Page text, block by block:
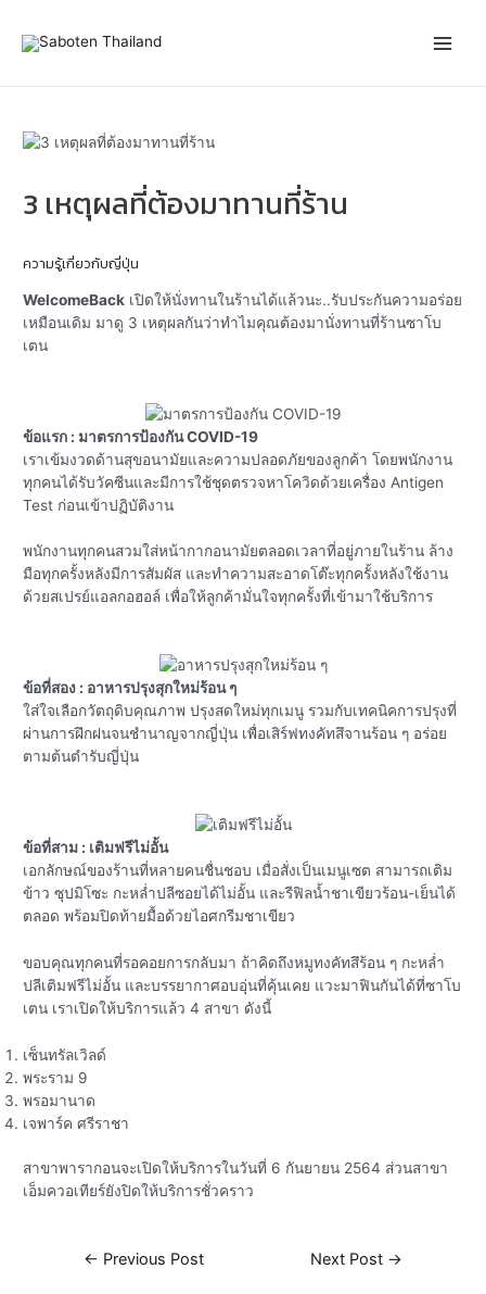
content
3 เหตุผลที่ต้องมาทานที่ร้าน
ความรู้เกี่ยวกับญี่ปุ่น
WelcomeBack เปิดให้นั่งทานในร้านได้แล้วนะ..รับประกันความอร่อย
เหมือนเดิม มาดู 3 เหตุผลกันว่าทำไมคุณต้องมานั่งทานที่ร้านซาโบ
เตน
ข้อแรก : มาตรการป้องกัน COVID-19
เราเข้มงวดด้านสุขอนามัยและความปลอดภัยของลูกค้า โดยพนักงาน
ทุกคนได้รับวัคซีนและมีการใช้ชุดตรวจหาโควิดด้วยเครื่อง Antigen
Test ก่อนเข้าปฏิบัติงาน
พนักงานทุกคนสวมใส่หน้ากากอนามัยตลอดเวลาที่อยู่ภายในร้าน ล้าง
มือทุกครั้งหลังมีการสัมผัส และทำความสะอาดโต๊ะทุกครั้งหลังใช้งาน
ด้วยสเปรย์แอลกอฮอล์ เพื่อให้ลูกค้ามั่นใจทุกครั้งที่เข้ามาใช้บริการ
ข้อที่สอง : อาหารปรุงสุกใหม่ร้อน ๆ
ใส่ใจเลือกวัตถุดิบคุณภาพ ปรุงสดใหม่ทุกเมนู รวมกับเทคนิคการปรุงที่
ผ่านการฝึกฝนจนชำนาญจากญี่ปุ่น เพื่อเสิร์ฟทงคัทสึจานร้อน ๆ อร่อย
ตามต้นตำรับญี่ปุ่น
ข้อที่สาม : เติมฟรีไม่อั้น
เอกลักษณ์ของร้านที่หลายคนชื่นชอบ เมื่อสั่งเป็นเมนูเซต สามารถเติม
ข้าว ซุปมิโซะ กะหล่ำปลีซอยได้ไม่อั้น และรีฟิลน้ำชาเขียวร้อน-เย็นได้
ตลอด พร้อมปิดท้ายมื้อด้วยไอศกรีมชาเขียว
ขอบคุณทุกคนที่รอคอยการกลับมา ถ้าคิดถึงหมูทงคัทสึร้อน ๆ กะหล่ำ
ปลีเติมฟรีไม่อั้น และบรรยากาศอบอุ่นที่คุ้นเคย แวะมาฟินกันได้ที่ซาโบ
เตน เราเปิดให้บริการแล้ว 4 สาขา ดังนี้
เซ็นทรัลเวิลด์
พระราม 9
พรอมานาด
เจพาร์ค ศรีราชา
สาขาพารากอนจะเปิดให้บริการในวันที่ 6 กันยายน 2564 ส่วนสาขา
เอ็มควอเทียร์ยังปิดให้บริการชั่วคราว
navigation
← Previous Post Next Post →